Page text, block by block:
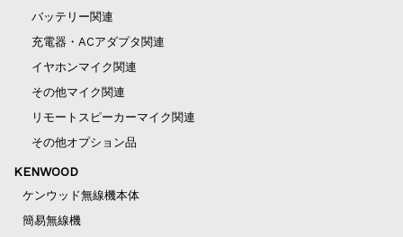
バッテリー関連
充電器・ACアダプタ関連
イヤホンマイク関連
その他マイク関連
リモートスピーカーマイク関連
その他オプション品
KENWOOD
ケンウッド無線機本体
簡易無線機